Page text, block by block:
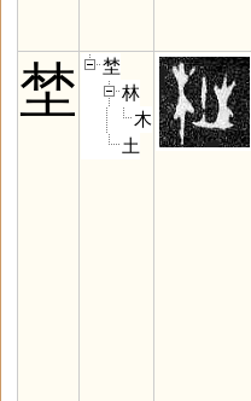
埜
埜
林
木
土